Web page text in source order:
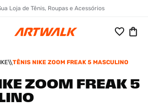
Loja de Tênis, Roupas e Acessórios
TÊNIS NIKE ZOOM FREAK 5 MASCULINO
ZOOM FREAK 5